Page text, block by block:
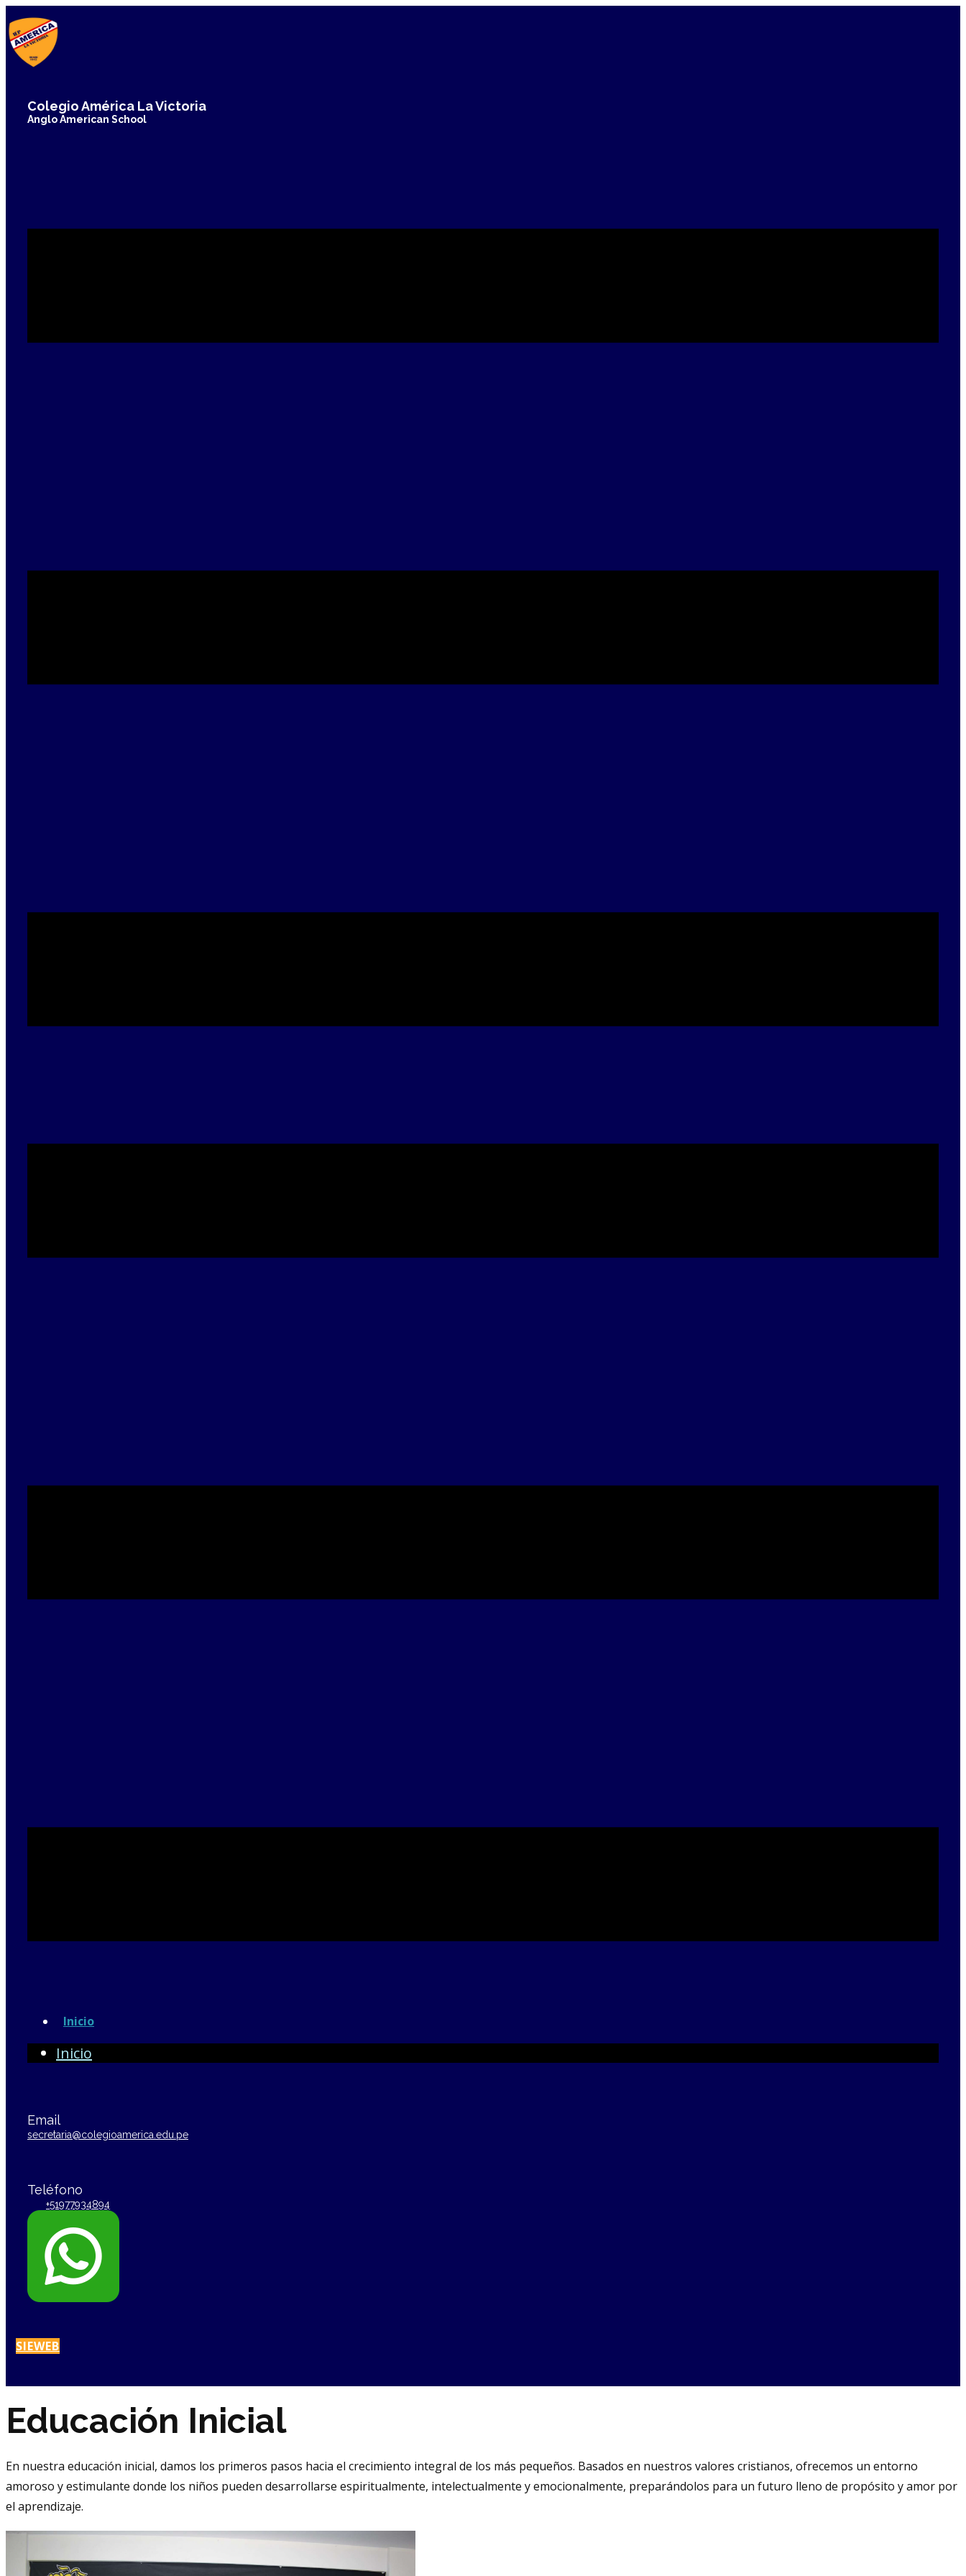
Colegio Améric​a La Victoria
Anglo American School
Inicio
Inicio
Email
secretaria@colegioamerica.edu.pe
Teléfono
+51977934894
SIEWEB
Educación Inicial
En nuestra educación inicial, damos los primeros pasos hacia el crecimiento integral de los más pequeños. Basados en nuestros valores cristianos, ofrecemos un entorno
amoroso y estimulante donde los niños pueden desarrollarse espiritualmente, intelectualmente y emocionalmente, preparándolos para un futuro lleno de propósito y amor por
el aprendizaje.